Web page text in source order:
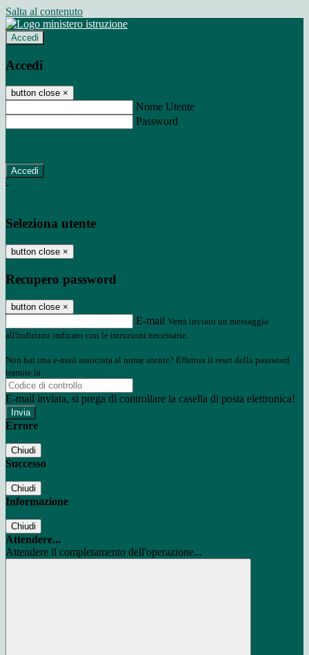
Salta al contenuto
Accedi
Accedi
button close ×
Nome Utente
Password
-
Seleziona utente
button close ×
Recupero password
button close ×
E-mail Verrà inviato un messaggio
all'indirizzo indicato con le istruzioni necessarie.
Non hai una e-mail associata al nome utente? Effettua il reset della password
tramite la
E-mail inviata, si prega di controllare la casella di posta elettronica!
Errore
Chiudi
Successo
Chiudi
Informazione
Chiudi
Attendere...
Attendere il completamento dell'operazione...